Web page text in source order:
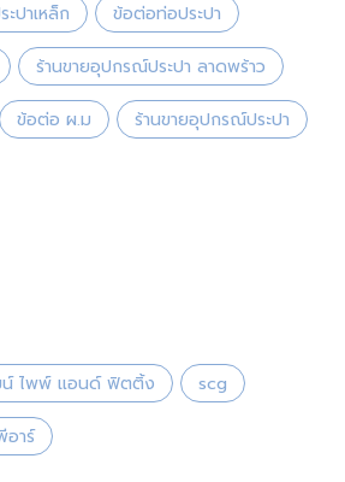
ะปาเหล็ก ข้อต่อท่อประปา
ร้านขายอุปกรณ์ประปา ลาดพร้าว
ข้อต่อ ผ.ม ร้านขายอุปกรณ์ประปา
ไพพ์ แอนด์ ฟิตติ้ง scg
อาร์